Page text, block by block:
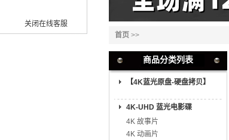
关闭在线客服
首页 >>
商品分类列表
【4K蓝光原盘-硬盘拷贝】
4K-UHD 蓝光电影碟
4K 故事片
4K 动画片